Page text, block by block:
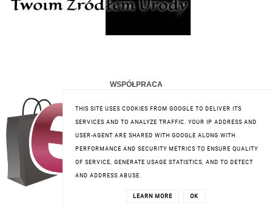
WSPÓŁPRACA
THIS SITE USES COOKIES FROM GOOGLE TO DELIVER ITS
SERVICES AND TO ANALYZE TRAFFIC. YOUR IP ADDRESS AND
USER-AGENT ARE SHARED WITH GOOGLE ALONG WITH
PERFORMANCE AND SECURITY METRICS TO ENSURE QUALITY
OF SERVICE, GENERATE USAGE STATISTICS, AND TO DETECT
AND ADDRESS ABUSE.
LEARN MORE OK